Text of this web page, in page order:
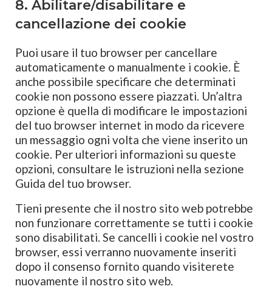
8. Abilitare/disabilitare e
cancellazione dei cookie
Puoi usare il tuo browser per cancellare
automaticamente o manualmente i cookie. È
anche possibile specificare che determinati
cookie non possono essere piazzati. Un’altra
opzione è quella di modificare le impostazioni
del tuo browser internet in modo da ricevere
un messaggio ogni volta che viene inserito un
cookie. Per ulteriori informazioni su queste
opzioni, consultare le istruzioni nella sezione
Guida del tuo browser.
Tieni presente che il nostro sito web potrebbe
non funzionare correttamente se tutti i cookie
sono disabilitati. Se cancelli i cookie nel vostro
browser, essi verranno nuovamente inseriti
dopo il consenso fornito quando visiterete
nuovamente il nostro sito web.